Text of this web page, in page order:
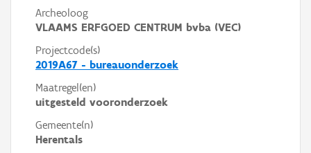
Archeoloog
VLAAMS ERFGOED CENTRUM bvba (VEC)
Projectcode(s)
2019A67 - bureauonderzoek
Maatregel(en)
uitgesteld vooronderzoek
Gemeente(n)
Herentals